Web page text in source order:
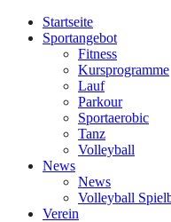
Startseite
Sportangebot
Fitness
Kursprogramme
Lauf
Parkour
Sportaerobic
Tanz
Volleyball
News
News
Volleyball
Verein